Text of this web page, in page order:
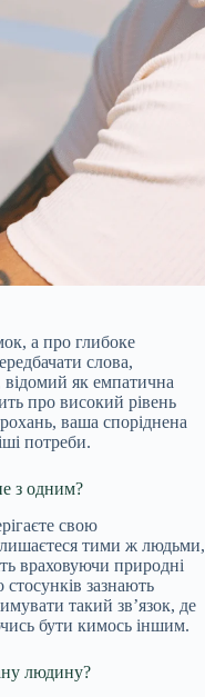
а про глибоке
слова,
як емпатична
про високий рівень
ваша споріднена
потреби.
з одним?
свою
тими ж людьми,
враховуючи природні
зазнають
такий зв’язок, де
бути кимось іншим.
людину?